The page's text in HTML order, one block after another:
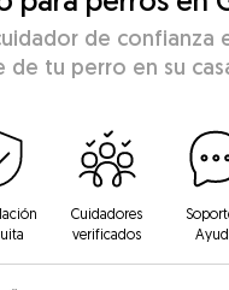
de confianza
de tu perro en su
Cuidadores
verificados